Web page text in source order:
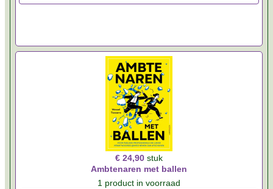
€ 24,90 stuk
Ambtenaren met ballen
1 product in voorraad